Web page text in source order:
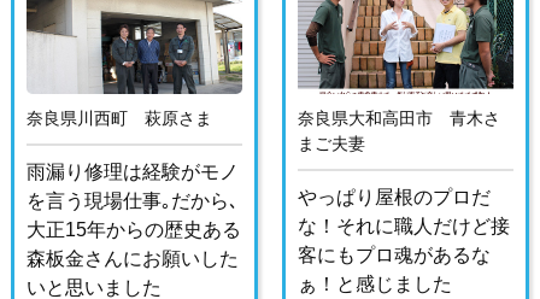
奈良県川西町 萩原さま
雨漏り修理は経験がモノ
を言う現場仕事｡だから､
大正15年からの歴史ある
森板金さんにお願いした
いと思いました
奈良県大和高田市 青木さ
まご夫妻
やっぱり屋根のプロだ
な！それに職人だけど接
客にもプロ魂があるな
ぁ！と感じました